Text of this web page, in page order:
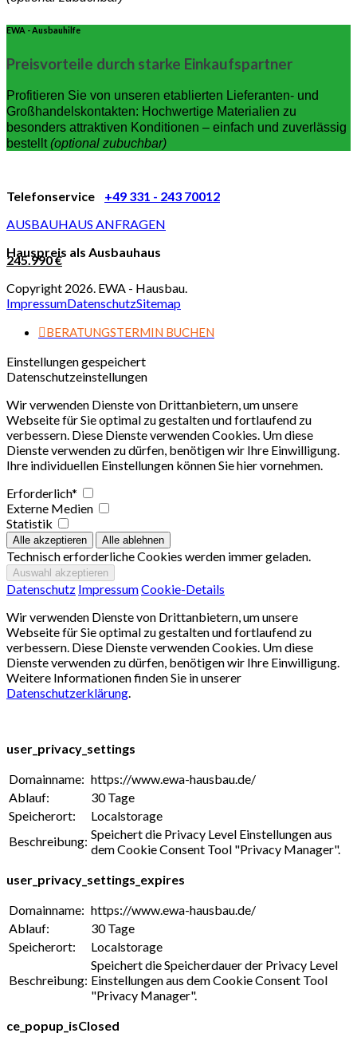
EWA - Ausbauhilfe
Preisvorteile durch starke Einkaufspartner
Profitieren Sie von unseren etablierten Lieferanten- und
Großhandelskontakten: Hochwertige Materialien zu
besonders attraktiven Konditionen – einfach und zuverlässig
bestellt(optional zubuchbar)
Telefonservice +49 331 - 243 70012
AUSBAUHAUS ANFRAGEN
Hauspreis als Ausbauhaus
245.990 €
Copyright 2026. EWA - Hausbau.
ImpressumDatenschutzSitemap
BERATUNGSTERMIN BUCHEN
Einstellungen gespeichert
Datenschutzeinstellungen
Wir verwenden Dienste von Drittanbietern, um unsere
Webseite für Sie optimal zu gestalten und fortlaufend zu
verbessern. Diese Dienste verwenden Cookies. Um diese
Dienste verwenden zu dürfen, benötigen wir Ihre Einwilligung.
Ihre individuellen Einstellungen können Sie hier vornehmen.
Erforderlich*
Externe Medien
Statistik
Technisch erforderliche Cookies werden immer geladen.
Datenschutz ImpressumCookie-Details
Wir verwenden Dienste von Drittanbietern, um unsere
Webseite für Sie optimal zu gestalten und fortlaufend zu
verbessern. Diese Dienste verwenden Cookies. Um diese
Dienste verwenden zu dürfen, benötigen wir Ihre Einwilligung.
Weitere Informationen finden Sie in unserer
Datenschutzerklärung.
user_privacy_settings
Domainname: https://www.ewa-hausbau.de/
Ablauf:
30 Tage
Speicherort:
Localstorage
Beschreibung: Speichert die Privacy Level Einstellungen aus
dem Cookie Consent Tool "Privacy Manager".
user_privacy_settings_expires
Domainname: https://www.ewa-hausbau.de/
Ablauf:
30 Tage
Speicherort:
Localstorage
Beschreibung:
Speichert die Speicherdauer der Privacy Level
Einstellungen aus dem Cookie Consent Tool
"Privacy Manager".
ce_popup_isClosed